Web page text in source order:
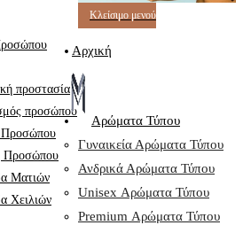
προστασία
προσώπου
Προσώπου
Ματιών
Χειλιών
Κλείσιμο μενού
Αρχική
Αρώματα Τύπου
Γυναικεία Αρώματα Τύπου
Ανδρικά Αρώματα Τύπου
Unisex Αρώματα Τύπου
Premium Αρώματα Τύπου